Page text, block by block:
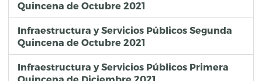
Quincena de Octubre 2021
Infraestructura y Servicios Públicos Segunda
Quincena de Octubre 2021
Infraestructura y Servicios Públicos Primera